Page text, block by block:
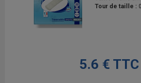
Tour de taille :
5.6 € TTC